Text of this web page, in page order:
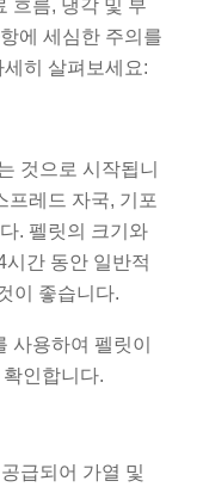
흐름, 냉각 및 부
에 세심한 주의를
히 살펴보세요:
것으로 시작됩니
프레드 자국, 기포
. 펠릿의 크기와
시간 동안 일반적
이 좋습니다.
사용하여 펠릿이
인합니다.
급되어 가열 및